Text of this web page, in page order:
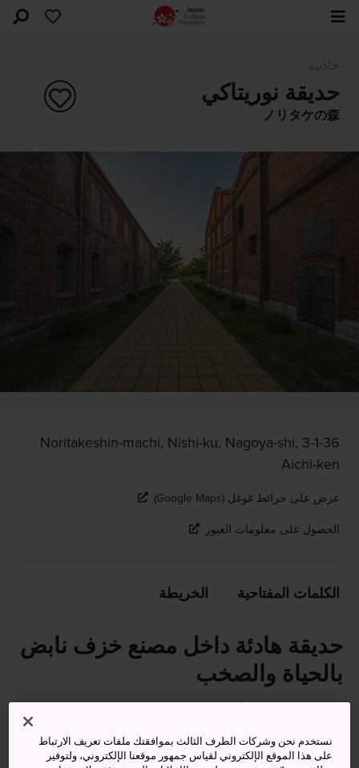
حديقة نوريتاكي
ノリタケの森
3-1-36 Noritakeshin-machi, Nishi-ku, Nagoya-shi,
Aichi-ken
عرض على خرائط غوغل (Google Maps)
الحصول على معلومات العبور
الكلمات المفتاحية الخريطة
حديقة هادئة داخل مصنع خزف نابض
بالحياة والصخب
الخزف إلى مختلف أنحاء العالم، وتمنحك زيارتها فرصة
نستخدم نحن وشركات الطرف الثالث بموافقتك ملفات تعريف الارتباط
على هذا الموقع الإلكتروني لقياس جمهور موقعنا الإلكتروني، ولتوفير